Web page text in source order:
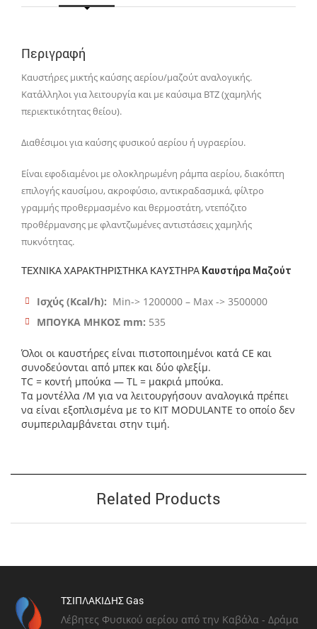
Περιγραφή
Καυστήρες μικτής καύσης αερίου/μαζούτ αναλογικής.
Κατάλληλοι για λειτουργία και με καύσιμα BTZ (χαμηλής
περιεκτικότητας θείου).
Διαθέσιμοι για καύσης φυσικού αερίου ή υγραερίου.
Είναι εφοδιαμένοι με ολοκληρωμένη ράμπα αερίου, διακόπτη
επιλογής καυσίμου, ακροφύσιο, αντικραδασμικά, φίλτρο
γραμμής προθερμασμένο και θερμοστάτη, ντεπόζιτο
προθέρμανσης με φλαντζωμένες αντιστάσεις χαμηλής
πυκνότητας.
ΤΕΧΝΙΚΑ ΧΑΡΑΚΤΗΡΙΣΤΗΚΑ ΚΑΥΣΤΗΡΑ Καυστήρα Μαζούτ
Ισχύς (Kcal/h): Min-> 1200000 – Max -> 3500000
ΜΠΟΥΚΑ ΜΗΚΟΣ mm: 535
Όλοι οι καυστήρες είναι πιστοποιημένοι κατά CE και
συνοδεύονται από μπεκ και δύο φλεξίμ.
ΤC = κοντή μπούκα — TL = μακριά μπούκα.
Τα μοντέλλα /Μ για να λειτουργήσουν αναλογικά πρέπει
να είναι εξοπλισμένα με το ΚΙΤ MODULANTE το οποίο δεν
συμπεριλαμβάνεται στην τιμή.
Related Products
ΤΣΙΠΛΑΚΙΔΗΣ Gas
Λέβητες Φυσικού αερίου από την Καβάλα - Δράμα